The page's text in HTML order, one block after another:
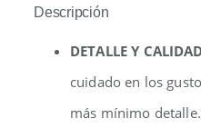
Descripción
DETALLE Y
cuidado en los
más mínimo detalle.